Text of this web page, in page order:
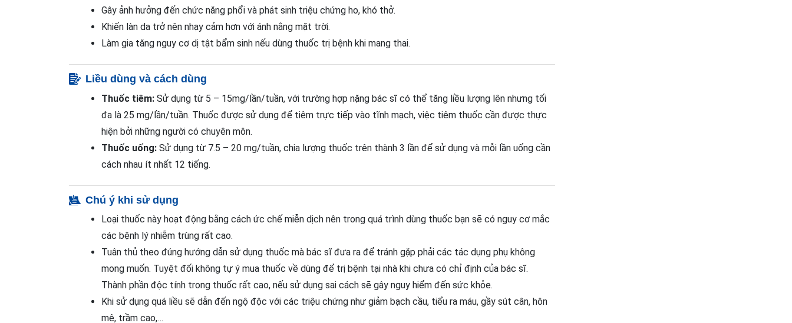
Gây ảnh hưởng đến chức năng phổi và phát sinh triệu chứng ho, khó thở.
Khiến làn da trở nên nhạy cảm hơn với ánh nắng mặt trời.
Làm gia tăng nguy cơ dị tật bẩm sinh nếu dùng thuốc trị bệnh khi mang thai.
Liều dùng và cách dùng
Thuốc tiêm: Sử dụng từ 5 – 15mg/lần/tuần, với trường hợp nặng bác sĩ có thể tăng liều lượng lên nhưng tối
đa là 25 mg/lần/tuần. Thuốc được sử dụng để tiêm trực tiếp vào tĩnh mạch, việc tiêm thuốc cần được thực
hiện bởi những người có chuyên môn.
Thuốc uống: Sử dụng từ 7.5 – 20 mg/tuần, chia lượng thuốc trên thành 3 lần để sử dụng và mỗi lần uống cần
cách nhau ít nhất 12 tiếng.
Chú ý khi sử dụng
Loại thuốc này hoạt động bằng cách ức chế miễn dịch nên trong quá trình dùng thuốc bạn sẽ có nguy cơ mắc
các bệnh lý nhiễm trùng rất cao.
Tuân thủ theo đúng hướng dẫn sử dụng thuốc mà bác sĩ đưa ra để tránh gặp phải các tác dụng phụ không
mong muốn. Tuyệt đối không tự ý mua thuốc về dùng để trị bệnh tại nhà khi chưa có chỉ định của bác sĩ.
Thành phần độc tính trong thuốc rất cao, nếu sử dụng sai cách sẽ gây nguy hiểm đến sức khỏe.
Khi sử dụng quá liều sẽ dẫn đến ngộ độc với các triệu chứng như giảm bạch cầu, tiểu ra máu, gầy sút cân, hôn
mê, trầm cao,…